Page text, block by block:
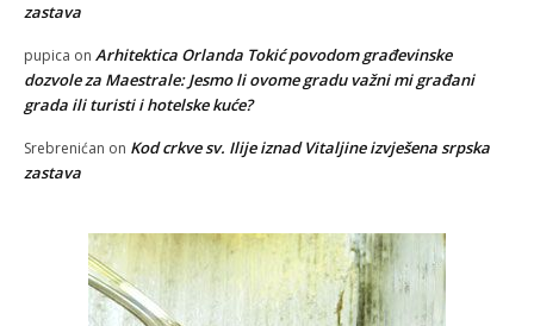
zastava
pupica on Arhitektica Orlanda Tokić povodom građevinske
dozvole za Maestrale: Jesmo li ovome gradu važni mi građani
grada ili turisti i hotelske kuće?
Srebrenićan on Kod crkve sv. Ilije iznad Vitaljine izvješena srpska
zastava